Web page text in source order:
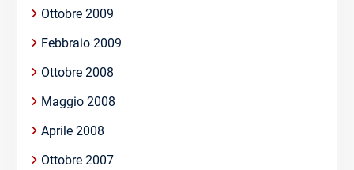
Ottobre 2009
Febbraio 2009
Ottobre 2008
Maggio 2008
Aprile 2008
Ottobre 2007